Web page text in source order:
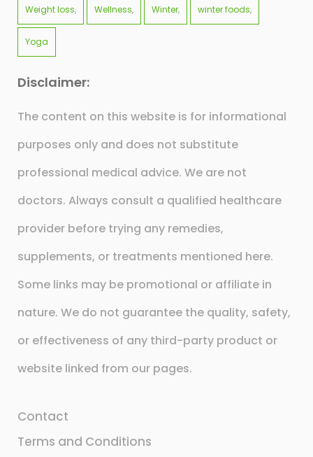
Weight loss Wellness Winter winter foods
Yoga
Disclaimer:
The content on this website is for informational
purposes only and does not substitute
professional medical advice. We are not
doctors. Always consult a qualified healthcare
provider before trying any remedies,
supplements, or treatments mentioned here.
Some links may be promotional or affiliate in
nature. We do not guarantee the quality, safety,
or effectiveness of any third-party product or
website linked from our pages.
Contact
Terms and Conditions